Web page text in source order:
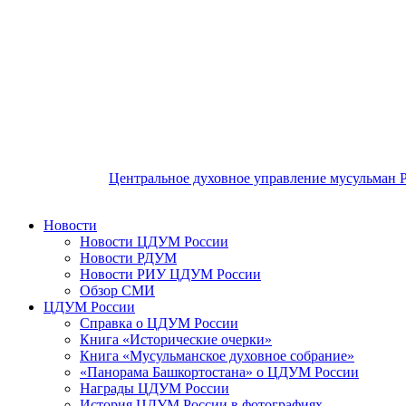
Центральное духовное управление мусульман
Новости
Новости ЦДУМ России
Новости РДУМ
Новости РИУ ЦДУМ России
Обзор СМИ
ЦДУМ России
Справка о ЦДУМ России
Книга «Исторические очерки»
Книга «Мусульманское духовное собрание»
«Панорама Башкортостана» о ЦДУМ России
Награды ЦДУМ России